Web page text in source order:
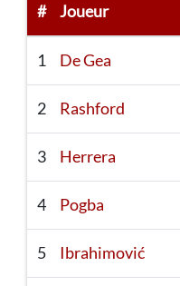
# Joueur
1 De Gea
2 Rashford
3 Herrera
4 Pogba
5 Ibrahimović